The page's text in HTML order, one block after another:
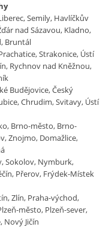
Semily, Havlíčkův
nad Sázavou, Kladno,
Bruntál
Strakonice, Ústí
Rychnov nad Kněžnou,
Budějovice, Český
Chrudim, Svitavy, Ústí
Brno-město, Brno-
Znojmo, Domažlice,
Sokolov, Nymburk,
Přerov, Frýdek-Místek
Zlín, Praha-východ,
město, Plzeň-sever,
Nový Jičín